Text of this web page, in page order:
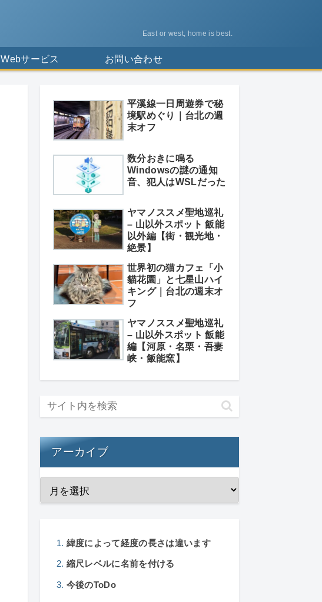
East or west, home is best.
Webサービス お問い合わせ
平溪線一日周遊券で秘
境駅めぐり｜台北の週
末オフ
数分おきに鳴る
Windowsの謎の通知
音、犯人はWSLだった
ヤマノススメ聖地巡礼
– 山以外スポット 飯能
以外編【街・観光地・
絶景】
世界初の猫カフェ「小
貓花園」と七星山ハイ
キング｜台北の週末オ
フ
ヤマノススメ聖地巡礼
– 山以外スポット 飯能
編【河原・名栗・吾妻
峡・飯能窯】
アーカイブ
緯度によって経度の長さは違います
縮尺レベルに名前を付ける
今後のToDo